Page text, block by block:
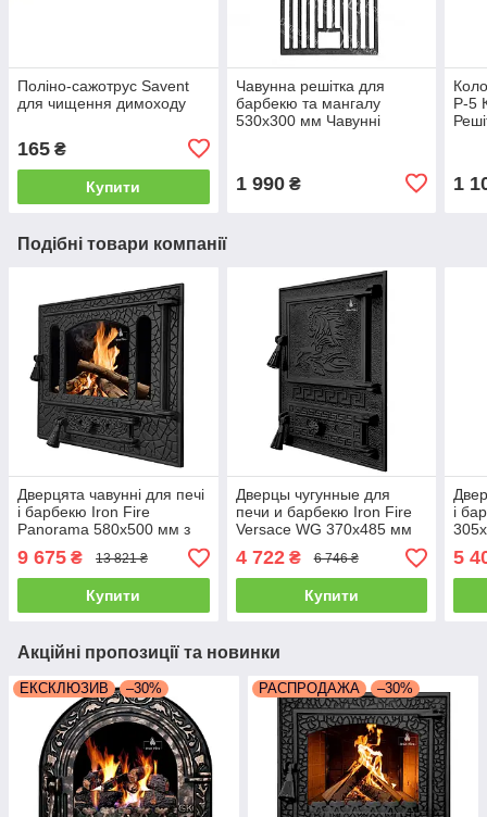
Поліно-сажотрус Savent
для чищення димоходу
165 ₴
Купити
Чавунна решітка для
барбекю та мангалу
530х300 мм Чавунні
1 990₴
Р-5
1
Подібні товари компанії
Дверцята чавунні для печі
і барбекю Iron Fire
Panorama 580х500 мм з
вогнетривким склом
Robax
9 675 ₴ 13 821 ₴
Купити
Дверцы чугунные для
печи и барбекю Iron Fire
Versace WG 370х485 мм
4 722₴ 6 746 ₴
Купити
і
5
Акційні пропозиції та новинки
ЕКСКЛЮЗИВ –30% РАСПРОДАЖА –30%